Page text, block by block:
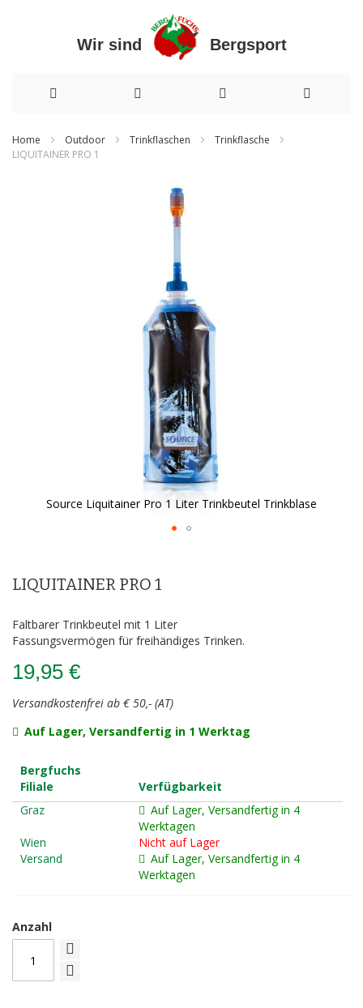
Wir sind Bergsport
zum
Home Outdoor Trinkflaschen
Trinkflasche
LIQUITAINER PRO 1
Source Liquitainer Pro 1 Liter Trinkbeutel Trinkblase
der
Bildergalerie
LIQUITAINER PRO 1
Faltbarer Trinkbeutel mit 1 Liter
Fassungsvermögen für freihändiges Trinken.
19,95 €
Versandkostenfrei ab € 50,- (AT)
Auf Lager, Versandfertig in 1 Werktag
Bergfuchs
Filiale
Verfügbarkeit
Graz
Auf Lager, Versandfertig in 4
Werktagen
Wien
Nicht auf Lager
Versand
Auf Lager, Versandfertig in 4
Werktagen
Anzahl